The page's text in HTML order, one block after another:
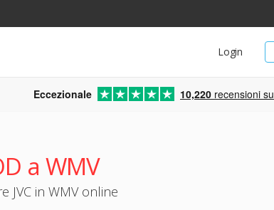
Login
Eccezionale 10,220 recensioni su
a WMV
JVC in WMV online